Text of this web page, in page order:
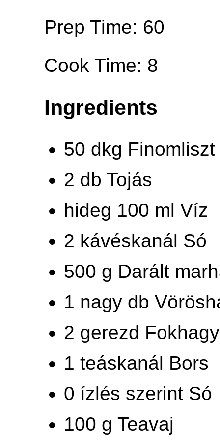
Prep Time: 60
Cook Time: 8
Ingredients
50 dkg Finomliszt
2 db Tojás
hideg 100 ml Víz
2 kávéskanál Só
500 g Darált
1 nagy db
2 gerezd
1 teáskanál Bors
0 ízlés szerint Só
100 g Teavaj